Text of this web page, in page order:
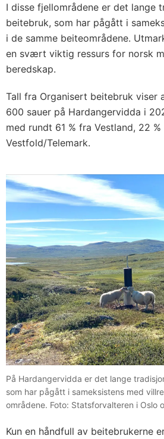
I disse fjellområdene er det lange
beitebruk, som har pågått i
i de samme beiteområdene.
en svært viktig ressurs for norsk
beredskap.
Tall fra Organisert beitebruk viser
600 sauer på Hardangervidda i
med rundt 61 % fra Vestland, 22
Vestfold/Telemark.
På Hardangervidda er det lange
som har pågått i sameksistens med
områdene. Foto: Statsforvalteren i Oslo
Kun en håndfull av beitebrukerne